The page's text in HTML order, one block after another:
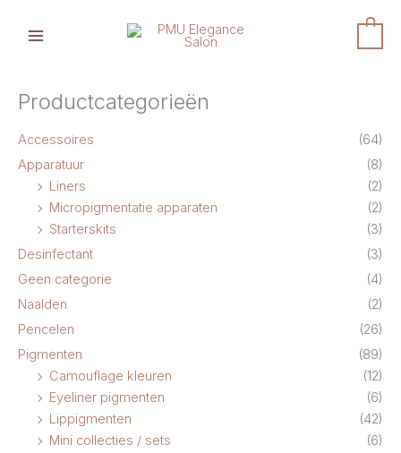
Productcategorieën
Accessoires
(64)
Apparatuur
(8)
Liners
(2)
Micropigmentatie apparaten
(2)
Starterskits
(3)
Desinfectant
(3)
Geen categorie
(4)
Naalden
(2)
Pencelen
(26)
Pigmenten
(89)
Camouflage kleuren
(12)
Eyeliner pigmenten
(6)
Lippigmenten
(42)
Mini collecties / sets
(6)